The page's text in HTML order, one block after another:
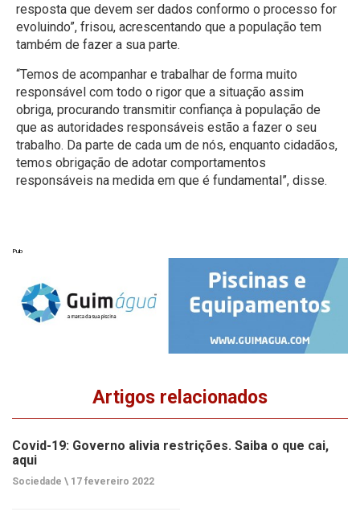
resposta que devem ser dados conformo o processo for
evoluindo”, frisou, acrescentando que a população tem
também de fazer a sua parte.
“Temos de acompanhar e trabalhar de forma muito
responsável com todo o rigor que a situação assim
obriga, procurando transmitir confiança à população de
que as autoridades responsáveis estão a fazer o seu
trabalho. Da parte de cada um de nós, enquanto cidadãos,
temos obrigação de adotar comportamentos
responsáveis na medida em que é fundamental”, disse.
Pub
Artigos relacionados
Covid-19: Governo alivia restrições. Saiba o que cai,
aqui
Sociedade \ 17 fevereiro 2022